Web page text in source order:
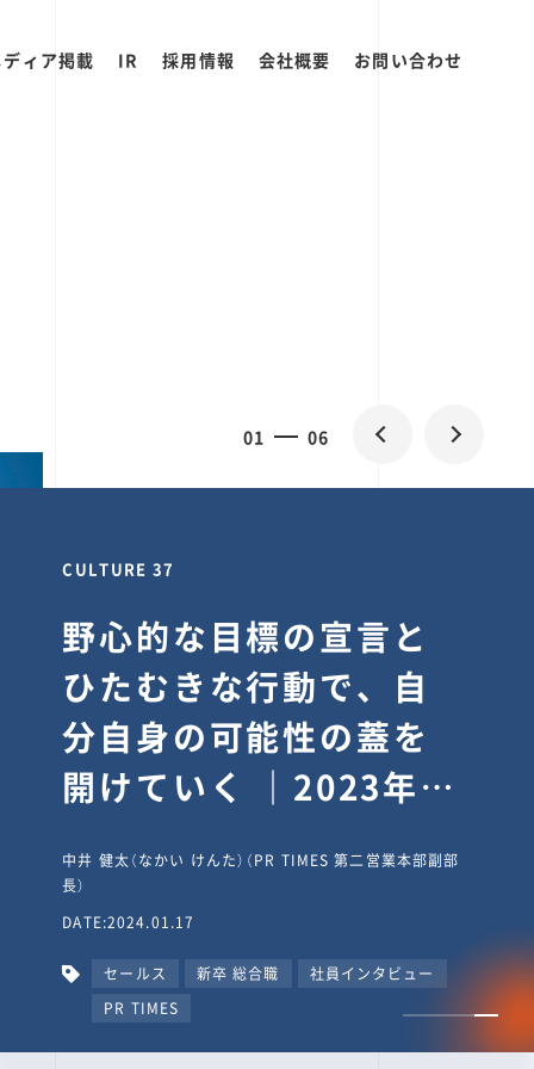
ィア掲載 IR 採用情報 会社概要 お問い合わせ
02 06
CULTURE 30
逆境では自分のスタン
スを変え“予想を裏切
り、期待を超える”【真
輔塾・前編】
山田真輔（やまだ しんすけ）（執行役員 兼 Jooto事業部
長）
DATE:2023.09.08
カルチャー CxO キャリア入社 Jooto